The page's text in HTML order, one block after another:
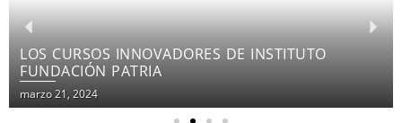
LOS CURSOS INNOVADORES DE INSTITUTO
FUNDACIÓN PATRIA
marzo 21, 2024